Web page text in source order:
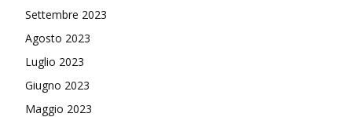
Settembre 2023
Agosto 2023
Luglio 2023
Giugno 2023
Maggio 2023